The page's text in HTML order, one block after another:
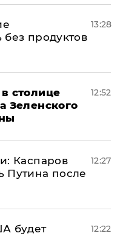
продуктов
13:28
столице
Зеленского
12:52
Каспаров
Путина после
12:27
будет
12:22